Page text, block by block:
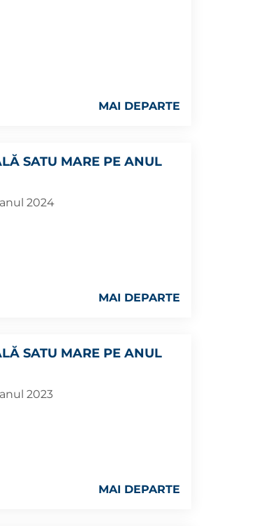
MAI DEPARTE
SATU MARE PE ANUL
2024
MAI DEPARTE
SATU MARE PE ANUL
2023
MAI DEPARTE